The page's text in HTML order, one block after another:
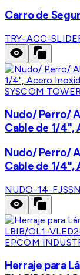
Carro de
TRY-ACC-
SYSCOM
Nudo/ Perro/
Cable de 1/4",
Nudo/ Perro/
Cable de 1/4",
NUDO-14-FJSS
EPCOM
Herraje para